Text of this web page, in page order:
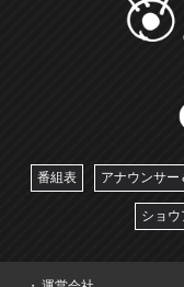
番組表 アナウンサー
ショ